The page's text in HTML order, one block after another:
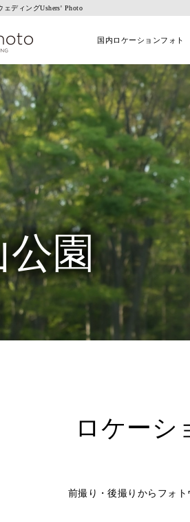
国内ロケーションフォト
ディングUshers' Photo
公園
ロケーシ
前撮り・後撮りからフォ